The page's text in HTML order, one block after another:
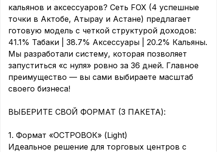
кальянов и аксессуаров? Сеть FOX (4 успешные
точки в Актобе, Атырау и Астане) предлагает
готовую модель с четкой структурой доходов:
41.1% Табаки | 38.7% Аксессуары | 20.2% Кальяны.
Мы разработали систему, которая позволяет
запуститься «с нуля» ровно за 36 дней. Главное
преимущество — вы сами выбираете масштаб
своего бизнеса!
ВЫБЕРИТЕ СВОЙ ФОРМАТ (3 ПАКЕТА):
1. Формат «ОСТРОВОК» (Light)
Идеальное решение для торговых центров с